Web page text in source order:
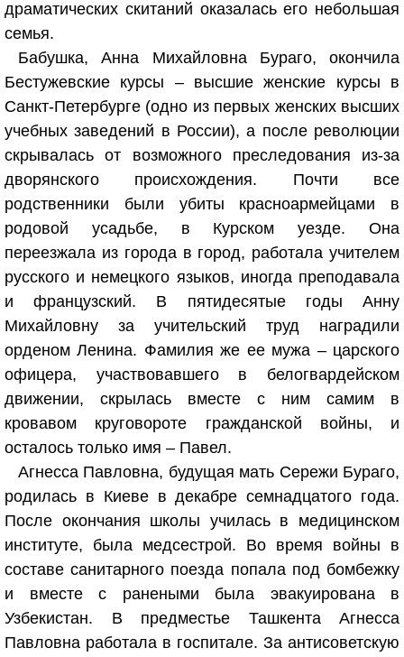
драматических скитаний оказалась его небольшая
семья.
Бабушка, Анна Михайловна Бураго, окончила
Бестужевские курсы – высшие женские курсы в
Санкт-Петербурге (одно из первых женских высших
учебных заведений в России), а после революции
скрывалась от возможного преследования из-за
дворянского происхождения. Почти все
родственники были убиты красноармейцами в
родовой усадьбе, в Курском уезде. Она
переезжала из города в город, работала учителем
русского и немецкого языков, иногда преподавала
и французский. В пятидесятые годы Анну
Михайловну за учительский труд наградили
орденом Ленина. Фамилия же ее мужа – царского
офицера, участвовавшего в белогвардейском
движении, скрылась вместе с ним самим в
кровавом круговороте гражданской войны, и
осталось только имя – Павел.
Агнесса Павловна, будущая мать Сережи Бураго,
родилась в Киеве в декабре семнадцатого года.
После окончания школы училась в медицинском
институте, была медсестрой. Во время войны в
составе санитарного поезда попала под бомбежку
и вместе с ранеными была эвакуирована в
Узбекистан. В предместье Ташкента Агнесса
Павловна работала в госпитале. За антисоветскую